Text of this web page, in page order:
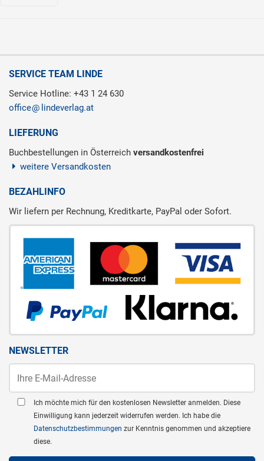
SERVICE TEAM LINDE
Service Hotline: +43 1 24 630
office
lindeverlag.at
LIEFERUNG
Buchbestellungen in Österreich versandkostenfrei
weitere Versandkosten
BEZAHLINFO
Wir liefern per Rechnung, Kreditkarte, PayPal oder Sofort.
NEWSLETTER
Ich möchte mich für den kostenlosen Newsletter anmelden. Diese
Einwilligung kann jederzeit widerrufen werden. Ich habe die
Datenschutzbestimmungen zur Kenntnis genommen und akzeptiere
diese.